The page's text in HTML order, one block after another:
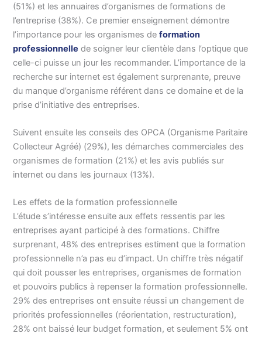
(51%) et les annuaires d’organismes de formations de
l’entreprise (38%). Ce premier enseignement démontre
l’importance pour les organismes deformation
professionnelle de soigner leur clientèle dans l’optique que
celle-ci puisse un jour les recommander. L’importance de la
recherche sur internet est également surprenante, preuve
du manque d’organisme référent dans ce domaine et de la
prise d’initiative des entreprises.
Suivent ensuite les conseils des OPCA (Organisme Paritaire
Collecteur Agréé) (29%), les démarches commerciales des
organismes de formation (21%) et les avis publiés sur
internet ou dans les journaux (13%).
Les effets de la formation professionnelle
L’étude s’intéresse ensuite aux effets ressentis par les
entreprises ayant participé à des formations. Chiffre
surprenant, 48% des entreprises estiment que la formation
professionnelle n’a pas eu d’impact. Un chiffre très négatif
qui doit pousser les entreprises, organismes de formation
et pouvoirs publics à repenser la formation professionnelle.
29% des entreprises ont ensuite réussi un changement de
priorités professionnelles (réorientation, restructuration),
28% ont baissé leur budget formation, et seulement 5% ont